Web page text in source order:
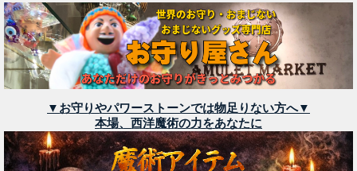
▼お守りやパワーストーンでは物足りない方へ▼
本場、西洋魔術の力をあなたに